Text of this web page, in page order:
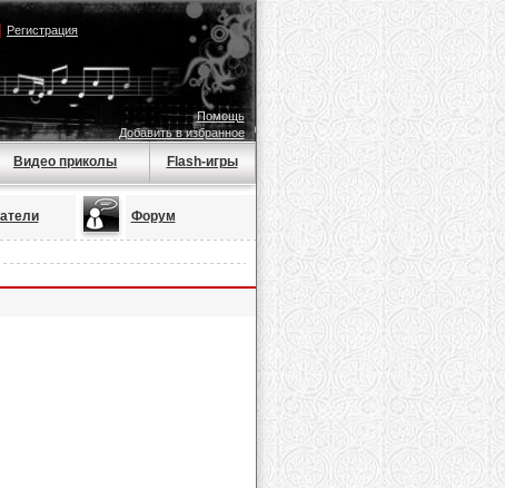
Регистрация
Помощь
Добавить в избранное
Видео приколы Flash-игры
Форум